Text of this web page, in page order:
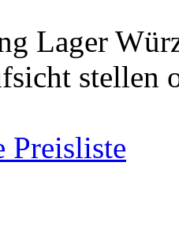
Lager
stellen
Preisliste